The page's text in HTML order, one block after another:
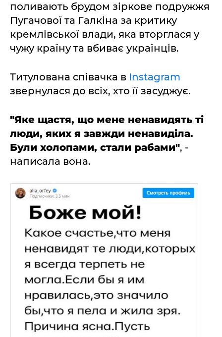
поливають брудом зіркове подружжя
Пугачової та Галкіна за критику
кремлівської влади, яка вторглася у
чужу країну та вбиває українців.
Титулована співачка в Instagram
звернулася до всіх, хто її засуджує.
"Яке щастя, що мене ненавидять ті
люди, яких я завжди ненавиділа.
Були холопами, стали рабами", -
написала вона.